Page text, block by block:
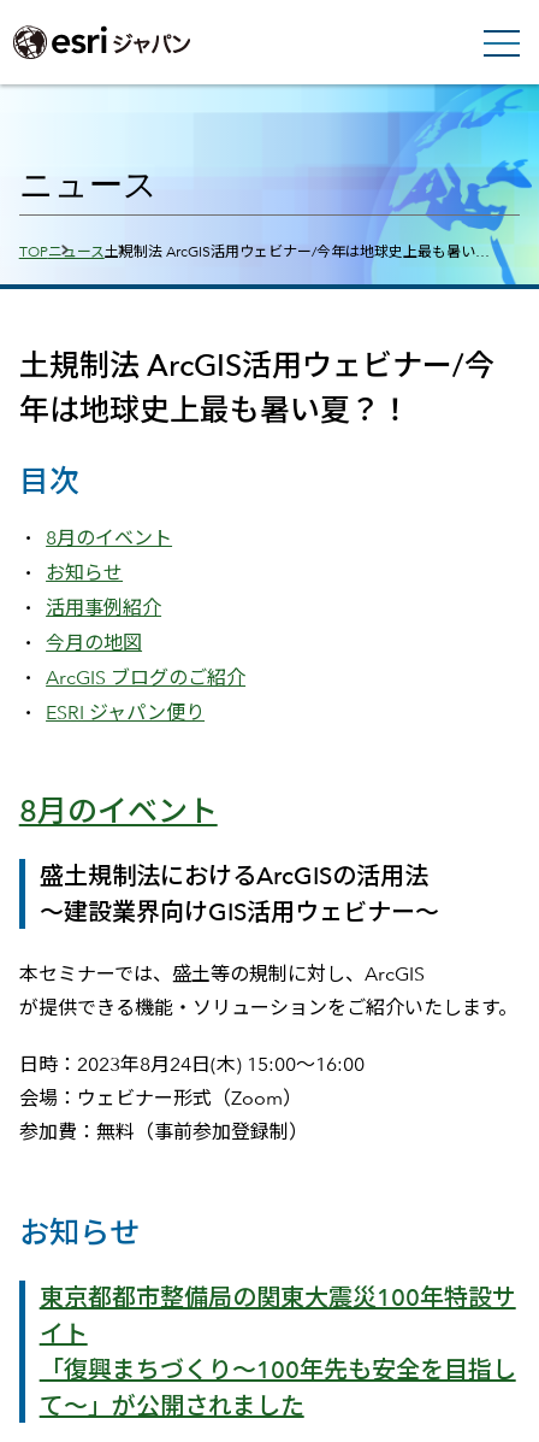
ニュース
Breadcrumbs
TOPニュース土規制法 ArcGIS活用ウェビナー/今年は地球史上最も暑い…
土規制法 ArcGIS活用ウェビナー/今
年は地球史上最も暑い夏？！
目次
8月のイベント
お知らせ
活用事例紹介
今月の地図
ArcGIS ブログのご紹介
ESRI ジャパン便り
8月のイベント
盛土規制法におけるArcGISの活用法
～建設業界向けGIS活用ウェビナー～
本セミナーでは、盛土等の規制に対し、ArcGIS
が提供できる機能・ソリューションをご紹介いたします。
日時：2023年8月24日(木) 15:00～16:00
会場：ウェビナー形式（Zoom）
参加費：無料（事前参加登録制）
お知らせ
東京都都市整備局の関東大震災100年特設サ
イト
「復興まちづくり～100年先も安全を目指し
て～」が公開されました